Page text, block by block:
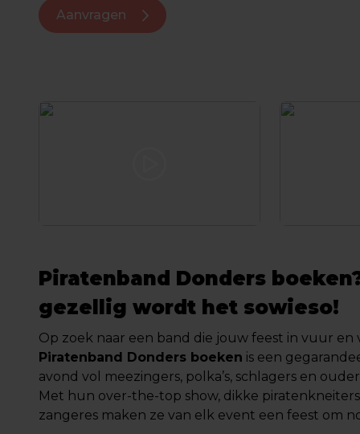
Aanvragen
Piratenband Donders
gezellig wordt het sowieso!
Op zoek naar een band die jouw feest in vuur en
Piratenband Donders boeken is een
avond vol meezingers, polka’s, schlagers en
Met hun over-the-top show, dikke
zangeres maken ze van elk event een feest om